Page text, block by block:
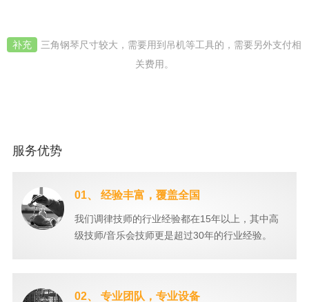
补充
三角钢琴尺寸较大，需要用到吊机等工具的，需要另外支付相
关费用。
服务优势
01、 经验丰富，覆盖全国
我们调律技师的行业经验都在15年以上，其中高
级技师/音乐会技师更是超过30年的行业经验。
02、 专业团队，专业设备